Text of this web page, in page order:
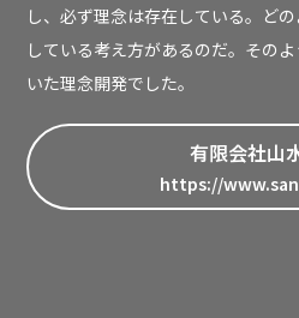
し、必ず理念は存在している。ど
している考え方があるのだ。その
いた理念開発でした。
有限会社山
https://